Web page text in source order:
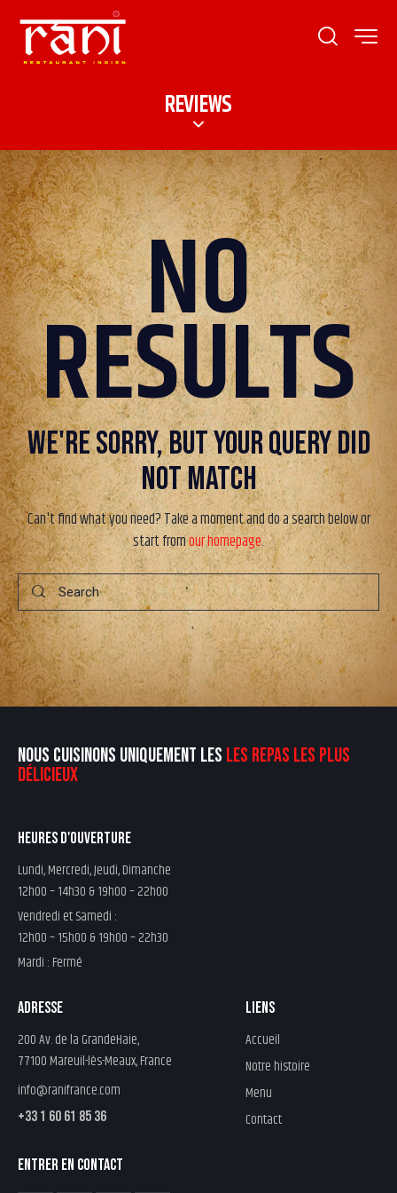
REVIEWS
NO
RESULTS
WE'RE SORRY, BUT YOUR QUERY DID
NOT MATCH
Can't find what you need? Take a moment and do a search below or
start fromour homepage.
NOUS CUISINONS UNIQUEMENT LES LES REPAS LES PLUS
DÉLICIEUX
HEURES D'OUVERTURE
Lundi, Mercredi, Jeudi, Dimanche
12h00 – 14h30 & 19h00 – 22h00
Vendredi et Samedi :
12h00 – 15h00 & 19h00 – 22h30
Mardi : Fermé
ADRESSE
200 Av. de la GrandeHaie,
77100 Mareuil-lès-Meaux, France
info@ranifrance.com
+33 1 60 61 85 36
LIENS
Accueil
Notre histoire
Menu
Contact
ENTRER EN CONTACT